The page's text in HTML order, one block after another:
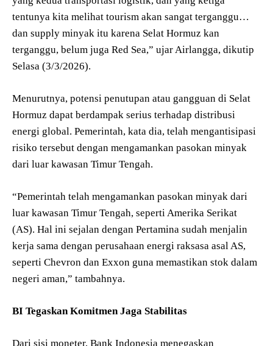
tentunya kita melihat tourism akan sangat terganggu…
dan supply minyak itu karena Selat Hormuz kan
terganggu, belum juga Red Sea,” ujar Airlangga, dikutip
Selasa (3/3/2026).
Menurutnya, potensi penutupan atau gangguan di Selat
Hormuz dapat berdampak serius terhadap distribusi
energi global. Pemerintah, kata dia, telah mengantisipasi
risiko tersebut dengan mengamankan pasokan minyak
dari luar kawasan Timur Tengah.
“Pemerintah telah mengamankan pasokan minyak dari
luar kawasan Timur Tengah, seperti Amerika Serikat
(AS). Hal ini sejalan dengan Pertamina sudah menjalin
kerja sama dengan perusahaan energi raksasa asal AS,
seperti Chevron dan Exxon guna memastikan stok dalam
negeri aman,” tambahnya.
BI Tegaskan Komitmen Jaga Stabilitas
Dari sisi moneter, Bank Indonesia menegaskan